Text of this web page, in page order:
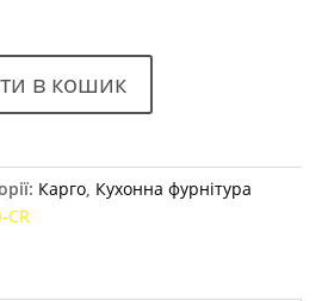
в кошик
Карго, Кухонна фурнітура
CR